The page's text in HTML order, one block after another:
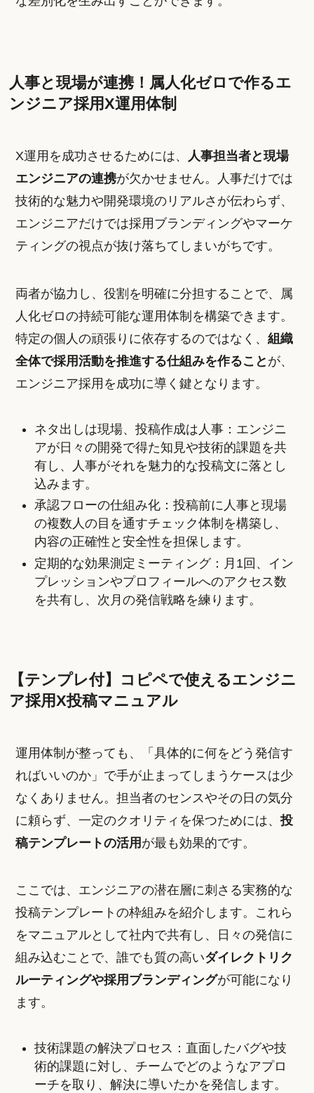
人事と現場が連携！属人化ゼロで作るエ
ンジニア採用X運用体制
X運用を成功させるためには、 人事担当者と現場
エンジニアの連携が欠かせません。人事だけでは
技術的な魅力や開発環境のリアルさが伝わらず、
エンジニアだけでは採用ブランディングやマーケ
ティングの視点が抜け落ちてしまいがちです。
両者が協力し、役割を明確に分担することで、属
人化ゼロの持続可能な運用体制を構築できます。
特定の個人の頑張りに依存するのではなく、組織
全体で採用活動を推進する仕組みを作ること が、
エンジニア採用を成功に導く鍵となります。
ネタ出しは現場、投稿作成は人事：エンジニ
アが日々の開発で得た知見や技術的課題を共
有し、人事がそれを魅力的な投稿文に落とし
込みます。
承認フローの仕組み化：投稿前に人事と現場
の複数人の目を通すチェック体制を構築し、
内容の正確性と安全性を担保します。
定期的な効果測定ミーティング：月1回、イン
プレッションやプロフィールへのアクセス数
を共有し、次月の発信戦略を練ります。
【テンプレ付】コピペで使えるエンジニ
ア採用X投稿マニュアル
運用体制が整っても、「具体的に何をどう発信す
ればいいのか」で手が止まってしまうケースは少
なくありません。担当者のセンスやその日の気分
に頼らず、一定のクオリティを保つためには、投
稿テンプレートの活用 が最も効果的です。
ここでは、エンジニアの潜在層に刺さる実務的な
投稿テンプレートの枠組みを紹介します。これら
をマニュアルとして社内で共有し、日々の発信に
組み込むことで、誰でも質の高いダイレクトリク
ルーティングや採用ブランディングが可能になり
ます。
技術課題の解決プロセス：直面したバグや技
術的課題に対し、チームでどのようなアプロ
ーチを取り、解決に導いたかを発信します。